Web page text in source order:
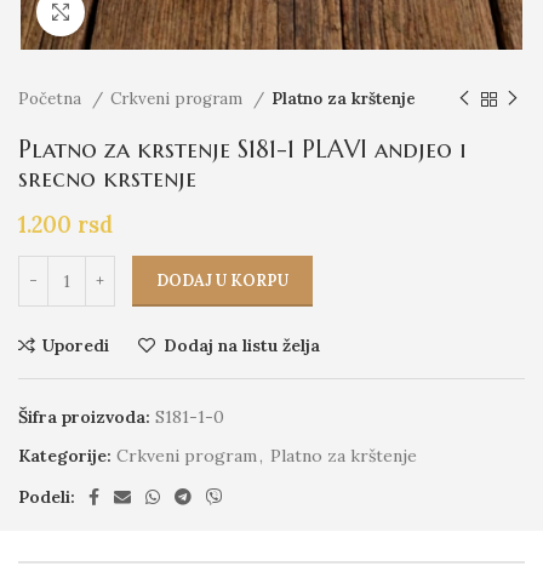
Click to enlarge
Početna Crkveni program Platno za krštenje
Platno za krstenje S181-1 PLAVI andjeo i
srecno krstenje
1.200 rsd
DODAJ U KORPU
Uporedi Dodaj na listu želja
Šifra proizvoda: S181-1-0
Kategorije: Crkveni program, Platno za krštenje
Podeli: